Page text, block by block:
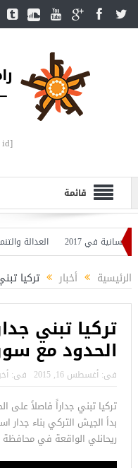
[ad id=""]
قائمة
في 2017 العدالة
الرئيسية أخبار تركيا
تركيا تبني
الحدود مع
فى: أغسطس 16, 2015 فى:
تركيا تبني جداراً فاصلاً على
بدأ الجيش التركي بناء جدار
ريحانلي الواقعة في